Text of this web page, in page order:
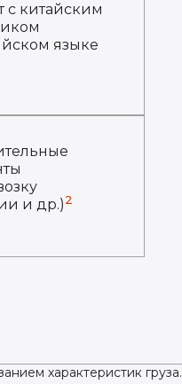
с китайским
языке
и др.)2
характеристик груза.